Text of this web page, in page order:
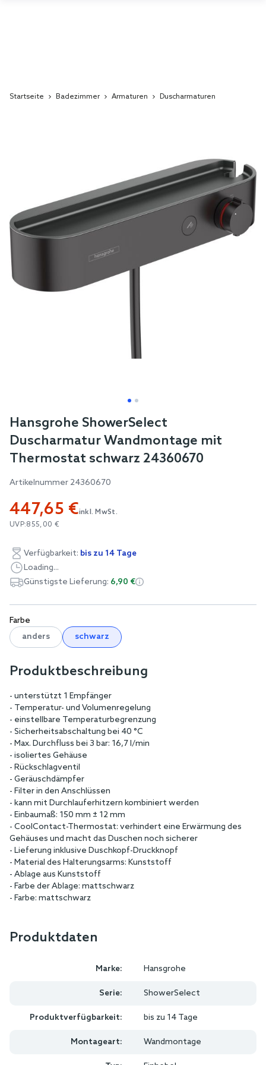
Startseite Badezimmer Armaturen Duscharmaturen
the
images
gallery
Skip
to
beginning
of
images
gallery
Hansgrohe ShowerSelect
Duscharmatur Wandmontage mit
Thermostat schwarz 24360670
Artikelnummer 24360670
447,65 €inkl. MwSt.
UVP:855,00 €
Farbe
anders
schwarz
Verfügbarkeit: bis zu 14 Tage
Loading...
Günstigste Lieferung: 6,90 €
Produktbeschreibung
- unterstützt 1 Empfänger
- Temperatur- und Volumenregelung
- einstellbare Temperaturbegrenzung
- Sicherheitsabschaltung bei 40 °C
- Max. Durchfluss bei 3 bar: 16,7 l/min
- isoliertes Gehäuse
- Rückschlagventil
- Geräuschdämpfer
- Filter in den Anschlüssen
- kann mit Durchlauferhitzern kombiniert werden
- Einbaumaß: 150 mm ± 12 mm
- CoolContact-Thermostat: verhindert eine Erwärmung des
Gehäuses und macht das Duschen noch sicherer
- Lieferung inklusive Duschkopf-Druckknopf
- Material des Halterungsarms: Kunststoff
- Ablage aus Kunststoff
- Farbe der Ablage: mattschwarz
- Farbe: mattschwarz
Produktdaten
Marke: Hansgrohe
Serie: ShowerSelect
Produktverfügbarkeit: bis zu 14 Tage
Montageart: Wandmontage